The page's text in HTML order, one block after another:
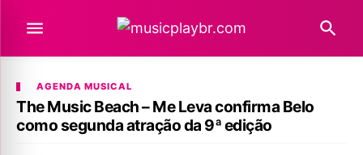
AGENDA MUSICAL
The Music Beach – Me Leva confirma Belo
como segunda atração da 9ª edição